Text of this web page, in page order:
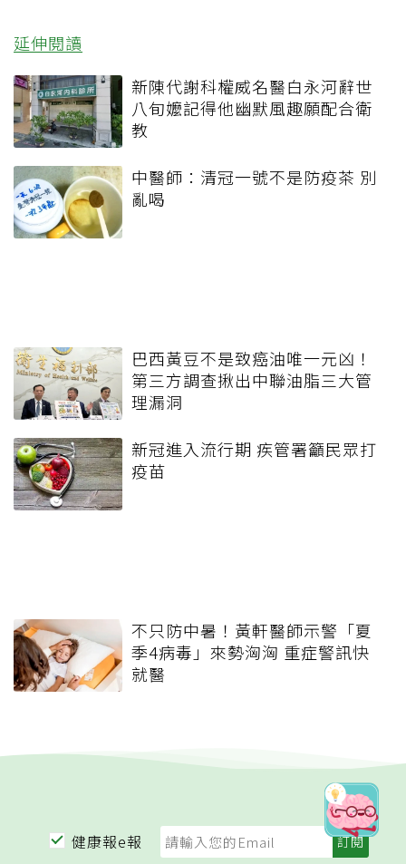
延伸閱讀
新陳代謝科權威名醫白永河辭世
八旬嬤記得他幽默風趣願配合衛
教
中醫師：清冠一號不是防疫茶 別
亂喝
巴西黃豆不是致癌油唯一元凶！
第三方調查揪出中聯油脂三大管
理漏洞
新冠進入流行期 疾管署籲民眾打
疫苗
不只防中暑！黃軒醫師示警「夏
季4病毒」來勢洶洶 重症警訊快
就醫
健康報e報